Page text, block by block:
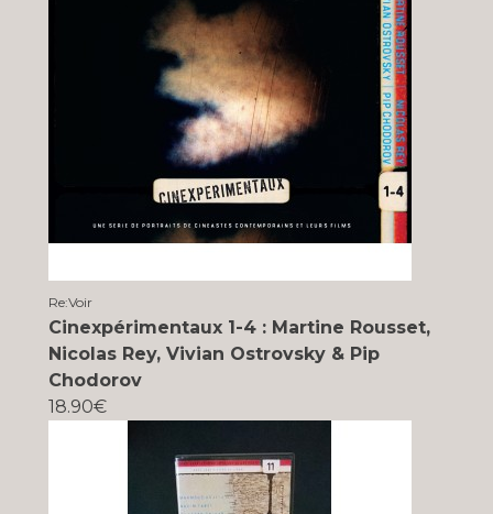
Re:Voir
Cinexpérimentaux 1-4 : Martine Rousset,
Nicolas Rey, Vivian Ostrovsky & Pip
Chodorov
18.90€